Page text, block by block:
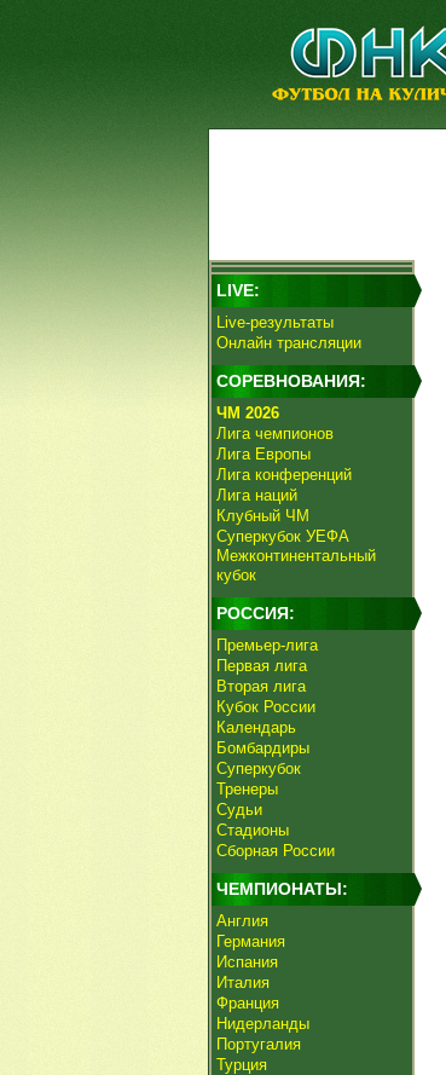
LIVE:
Live-результаты
Онлайн трансляции
СОРЕВНОВАНИЯ:
ЧМ 2026
Лига чемпионов
Лига Европы
Лига конференций
Лига наций
Клубный ЧМ
Суперкубок УЕФА
Межконтинентальный
кубок
РОССИЯ:
Премьер-лига
Первая лига
Вторая лига
Кубок России
Календарь
Бомбардиры
Суперкубок
Тренеры
Судьи
Стадионы
Сборная России
ЧЕМПИОНАТЫ:
Англия
Германия
Испания
Италия
Франция
Нидерланды
Португалия
Турция